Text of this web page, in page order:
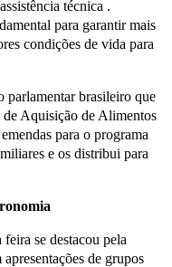
técnica .
para garantir mais
condições de vida para
parlamentar brasileiro que
de Aquisição de Alimentos
para o programa
e os distribui para
se destacou pela
de grupos